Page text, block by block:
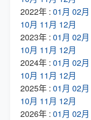
2022年 : 01月 02月
10月 11月 12月
2023年 : 01月 02月
10月 11月 12月
2024年 : 01月 02月
10月 11月 12月
2025年 : 01月 02月
10月 11月 12月
2026年 : 01月 02月